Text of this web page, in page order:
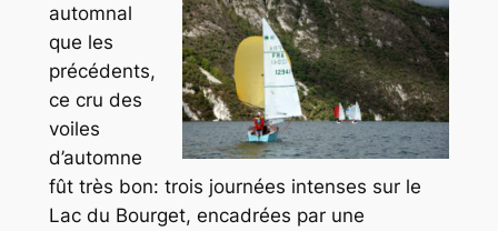
automnal
que les
précédents,
ce cru des
voiles
d’automne
fût très bon: trois journées intenses sur le
Lac du Bourget, encadrées par une